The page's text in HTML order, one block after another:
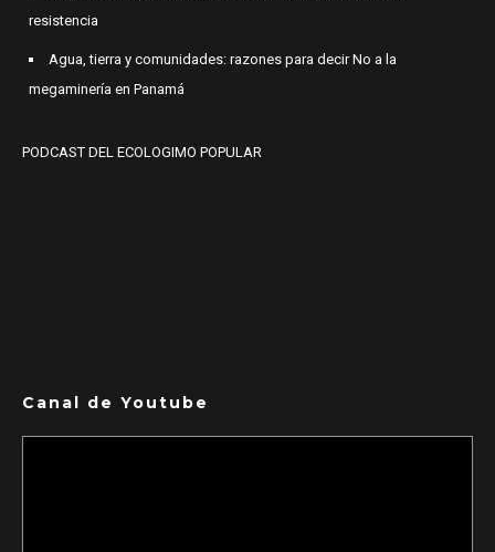
resistencia
Agua, tierra y comunidades: razones para decir No a la
megaminería en Panamá
PODCAST DEL ECOLOGIMO POPULAR
Canal de Youtube